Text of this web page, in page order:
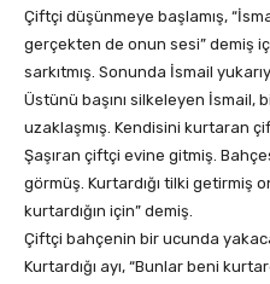
Çiftçi düşünmeye başlamış,
gerçekten de onun sesi” demiş
sarkıtmış. Sonunda İsmail
Üstünü başını silkeleyen İsmail,
uzaklaşmış. Kendisini kurtaran
Şaşıran çiftçi evine gitmiş.
görmüş. Kurtardığı tilki getirmiş
kurtardığın için” demiş.
Çiftçi bahçenin bir ucunda
Kurtardığı ayı, “Bunlar beni